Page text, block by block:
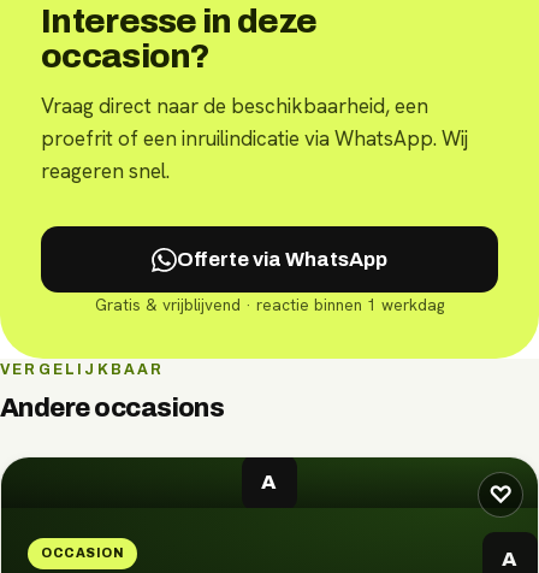
Interesse in deze
occasion?
Vraag direct naar de beschikbaarheid, een
proefrit of een inruilindicatie via WhatsApp. Wij
reageren snel.
Offerte via WhatsApp
Gratis & vrijblijvend · reactie binnen 1 werkdag
VERGELIJKBAAR
Andere occasions
♡
A
OCCASION A